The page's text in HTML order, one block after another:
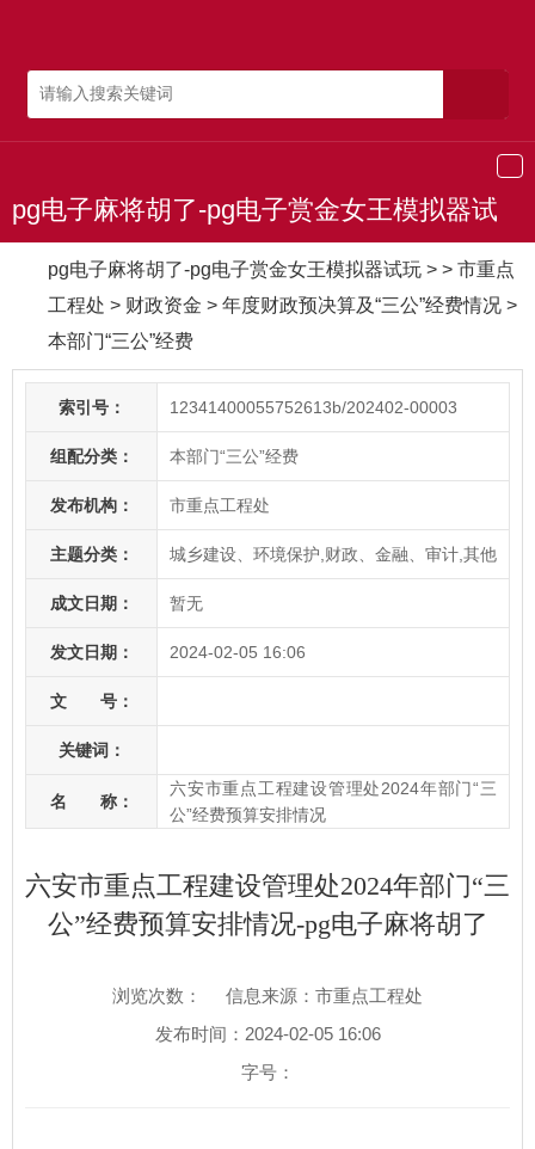
导
pg电子麻将胡了-pg电子赏金女王模拟器试
pg电子麻将胡了-pg电子赏金女王模拟器试玩 > > 市重点
工程处 > 财政资金 > 年度财政预决算及“三公”经费情况 >
本部门“三公”经费
索引号： 12341400055752613b/202402-00003
组配分类： 本部门“三公”经费
发布机构： 市重点工程处
主题分类： 城乡建设、环境保护,财政、金融、审计,其他
成文日期： 暂无
发文日期： 2024-02-05 16:06
文 号：
关键词：
名 称：
六安市重点工程建设管理处2024年部门“三
公”经费预算安排情况
六安市重点工程建设管理处2024年部门“三
公”经费预算安排情况-pg电子麻将胡了
浏览次数：
信息来源：市重点工程处
发布时间：2024-02-05 16:06
字号：